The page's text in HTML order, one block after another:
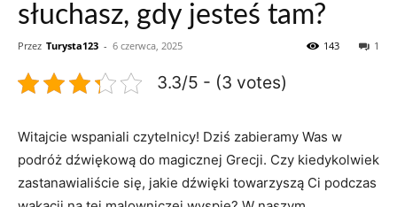
słuchasz, gdy jesteś tam?
Przez Turysta123 - 6 czerwca, 2025 1
143
3.3/5 - (3 votes)
Witajcie wspaniali czytelnicy! Dziś zabieramy Was w
podróż dźwiękową do magicznej Grecji. ⁣Czy kiedykolwiek
zastanawialiście ‌się, jakie dźwięki ⁣towarzyszą Ci podczas